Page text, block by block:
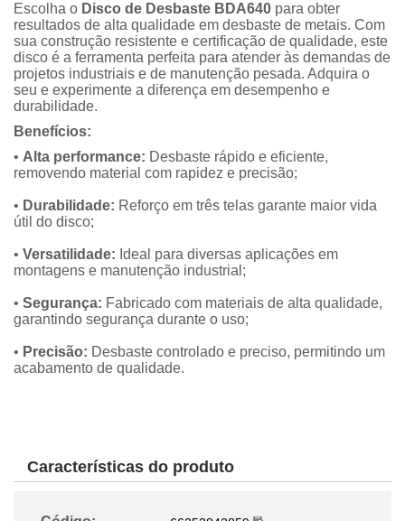
Escolha o Disco de Desbaste BDA640 para obter
resultados de alta qualidade em desbaste de metais. Com
sua construção resistente e certificação de qualidade, este
disco é a ferramenta perfeita para atender às demandas de
projetos industriais e de manutenção pesada. Adquira o
seu e experimente a diferença em desempenho e
durabilidade.
Benefícios:
• Alta performance: Desbaste rápido e eficiente,
removendo material com rapidez e precisão;
• Durabilidade: Reforço em três telas garante maior vida
útil do disco;
• Versatilidade: Ideal para diversas aplicações em
montagens e manutenção industrial;
• Segurança: Fabricado com materiais de alta qualidade,
garantindo segurança durante o uso;
• Precisão: Desbaste controlado e preciso, permitindo um
acabamento de qualidade.
Características do produto